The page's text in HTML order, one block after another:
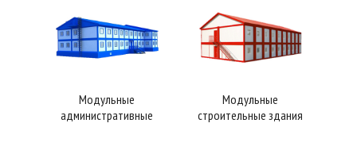
Модульные
административные
Модульные
строительные здания